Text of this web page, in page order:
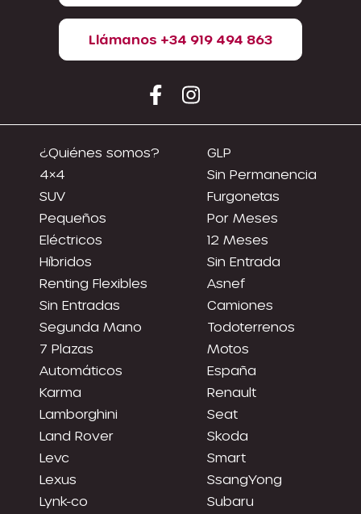
Llámanos +34 919 494 863
¿Quiénes somos?
4×4
SUV
Pequeños
Eléctricos
Híbridos
Renting Flexibles
Sin Entradas
Segunda Mano
7 Plazas
Automáticos
Karma
Lamborghini
Land Rover
Levc
Lexus
Lynk-co
GLP
Sin Permanencia
Furgonetas
Por Meses
12 Meses
Sin Entrada
Asnef
Camiones
Todoterrenos
Motos
España
Renault
Seat
Skoda
Smart
SsangYong
Subaru